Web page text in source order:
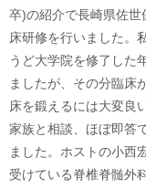
卒)の紹介で長崎県佐
床研修を行いました。
うど大学院を修了した
ましたが、その分臨床
床を鍛えるには大変良
家族と相談、ほぼ即答
ました。ホストの小西
受けている脊椎脊髄外